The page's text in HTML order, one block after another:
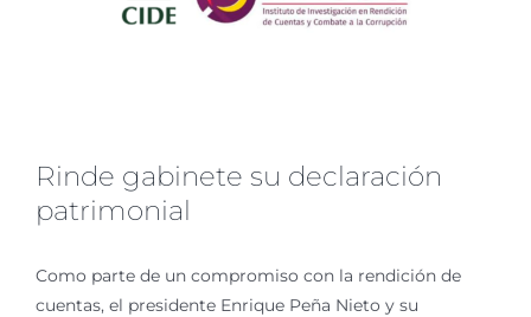
Rinde gabinete su declaración
patrimonial
Como parte de un compromiso con la rendición de
cuentas, el presidente Enrique Peña Nieto y su